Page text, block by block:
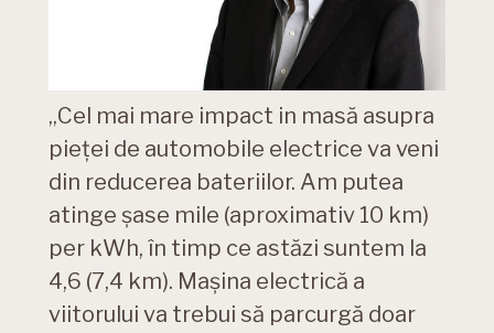
„Cel mai mare impact in masă asupra
pieței de automobile electrice va veni
din reducerea bateriilor. Am putea
atinge șase mile (aproximativ 10 km)
per kWh, în timp ce astăzi suntem la
4,6 (7,4 km). Mașina electrică a
viitorului va trebui să parcurgă doar